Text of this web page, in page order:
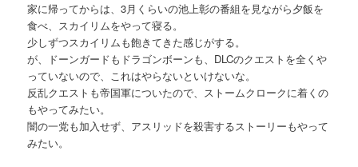
家に帰ってからは、3月くらいの池上彰の番組を見ながら夕飯を
食べ、スカイリムをやって寝る。
少しずつスカイリムも飽きてきた感じがする。
が、ドーンガードもドラゴンボーンも、DLCのクエストを全くや
っていないので、これはやらないといけないな。
反乱クエストも帝国軍についたので、ストームクロークに着くの
もやってみたい。
闇の一党も加入せず、アスリッドを殺害するストーリーもやって
みたい。